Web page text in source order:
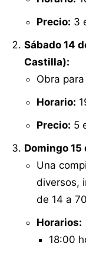
Precio: 3
Sábado 14
Castilla):
Obra
Horario:
Precio: 5
Domingo
Una
diversos,
de 14 a
Horarios:
18:00